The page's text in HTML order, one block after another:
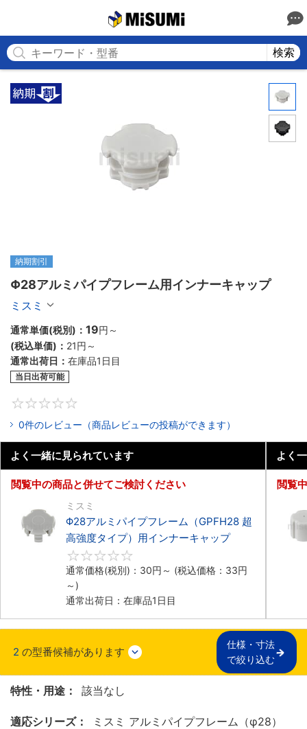
検索
納期割引
Φ28アルミパイプフレーム用インナーキャップ
ミスミ
通常単価(税別)： 19円 ～
(税込単価)： 21円 ～
通常出荷日： 在庫品1日目
当日出荷可能
0件のレビュー（商品レビューの投稿ができます）
よく一緒に見られています
閲覧中の商品と併せてご検討ください
ミスミ
Φ28アルミパイプフレーム（GPFH28 超
高強度タイプ）用インナーキャップ
通常価格(税別)： 30円 ～ (税込価格： 33円
～)
通常出荷日：在庫品1日目
よく
閲覧
2 の型番候補があります
仕様・寸法
で絞り込む
特性・用途： 該当なし
適応シリーズ： ミスミ アルミパイプフレーム（φ28）